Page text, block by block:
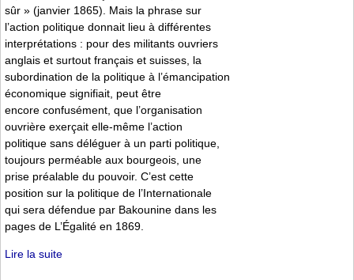
sûr » (janvier 1865). Mais la phrase sur
l’action politique donnait lieu à différentes
interprétations : pour des militants ouvriers
anglais et surtout français et suisses, la
subordination de la politique à l’émancipation
économique signifiait, peut être
encore confusément, que l’organisation
ouvrière exerçait elle-même l’action
politique sans déléguer à un parti politique,
toujours perméable aux bourgeois, une
prise préalable du pouvoir. C’est cette
position sur la politique de l’Internationale
qui sera défendue par Bakounine dans les
pages de L’Égalité en 1869.
Lire la suite